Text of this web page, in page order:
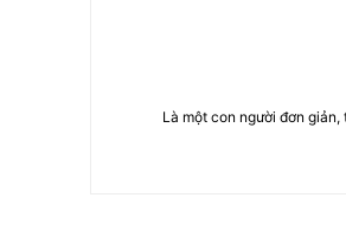
Là một con người đơn